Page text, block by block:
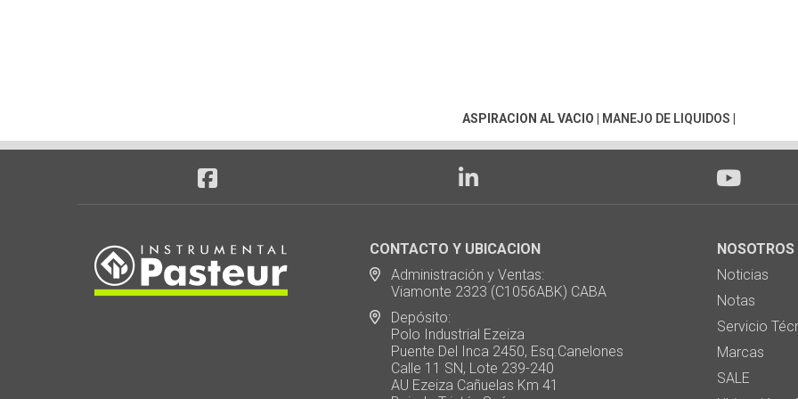
ASPIRACION AL VACIO MANEJO DE LIQUIDOS
CONTACTO Y UBICACION
Administración y Ventas:
Viamonte 2323 (C1056ABK) CABA
Depósito:
Polo Industrial Ezeiza
Puente Del Inca 2450, Esq.Canelones
Calle 11 SN, Lote 239-240
AU Ezeiza Cañuelas Km 41
NOSOTROS
Noticias
Notas
Servicio
Marcas
SALE